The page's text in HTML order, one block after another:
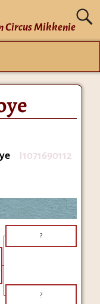
Circus Mikkenie
I1071690112
?
?